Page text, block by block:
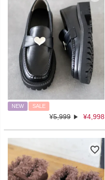
NEW SALE
¥5,999 ¥4,998